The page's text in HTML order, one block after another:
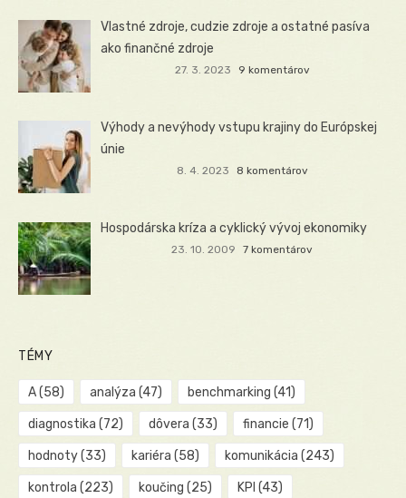
Vlastné zdroje, cudzie zdroje a ostatné pasíva
ako finančné zdroje
27. 3. 2023 9 komentárov
Výhody a nevýhody vstupu krajiny do Európskej
únie
8. 4. 2023 8 komentárov
Hospodárska kríza a cyklický vývoj ekonomiky
23. 10. 2009 7 komentárov
TÉMY
A(58) analýza (47) benchmarking (41)
diagnostika (72) dôvera (33) financie (71)
hodnoty(33) kariéra (58) komunikácia (243)
kontrola (223) koučing (25) KPI (43)